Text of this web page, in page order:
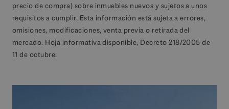
precio de compra) sobre inmuebles nuevos y sujetos a unos
requisitos a cumplir. Esta información está sujeta a errores,
omisiones, modificaciones, venta previa o retirada del
mercado. Hoja informativa disponible, Decreto 218/2005 de
11 de octubre.